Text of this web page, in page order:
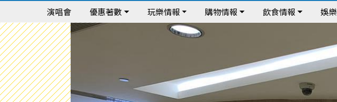
演唱會 優惠著數 玩樂情報 購物情報 飲食情報 娛樂